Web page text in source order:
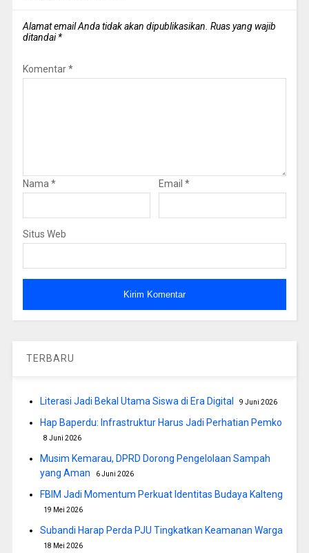
Alamat email Anda tidak akan dipublikasikan. Ruas yang wajib
ditandai*
Komentar*
Nama * Email *
Situs Web
TERBARU
Literasi Jadi Bekal Utama Siswa di Era Digital 9 Juni 2026
Hap Baperdu: Infrastruktur Harus Jadi Perhatian Pemko
8 Juni 2026
Musim Kemarau, DPRD Dorong Pengelolaan Sampah
yang Aman
6 Juni 2026
FBIM Jadi Momentum Perkuat Identitas Budaya Kalteng
19 Mei 2026
Subandi Harap Perda PJU Tingkatkan Keamanan Warga
18 Mei 2026